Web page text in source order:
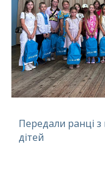
Передали ранці
дітей